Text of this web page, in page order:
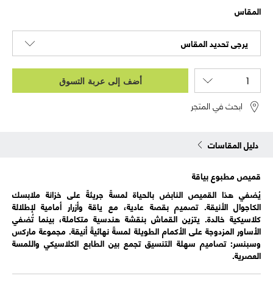
المقاس
يرجى تحديد المقاس
أضف إلى عربة التسوق
ابحث في المتجر
دليل المقاسات
قميص مطبوع بياقة
يُضفي هذا القميص النابض بالحياة لمسةً جريئةً على خزانة ملابسك
الكاجوال الأنيقة. تصميم بقصة عادية، مع ياقة وأزرار أمامية لإطلالة
كلاسيكية خالدة. يتزين القماش بنقشة هندسية متكاملة، بينما تُضفي
الأساور المزدوجة على الأكمام الطويلة لمسةً نهائيةً أنيقة. مجموعة ماركس
وسبنسر: تصاميم سهلة التنسيق تجمع بين الطابع الكلاسيكي واللمسة
العصرية.